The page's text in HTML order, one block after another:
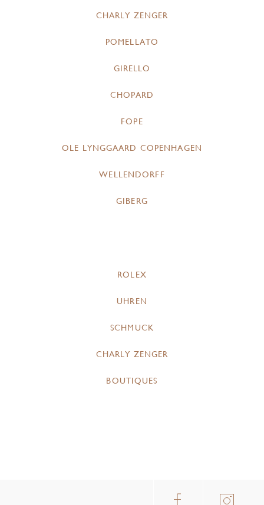
CHARLY ZENGER
POMELLATO
GIRELLO
CHOPARD
FOPE
OLE LYNGGAARD COPENHAGEN
WELLENDORFF
GIBERG
ROLEX
UHREN
SCHMUCK
CHARLY ZENGER
BOUTIQUES